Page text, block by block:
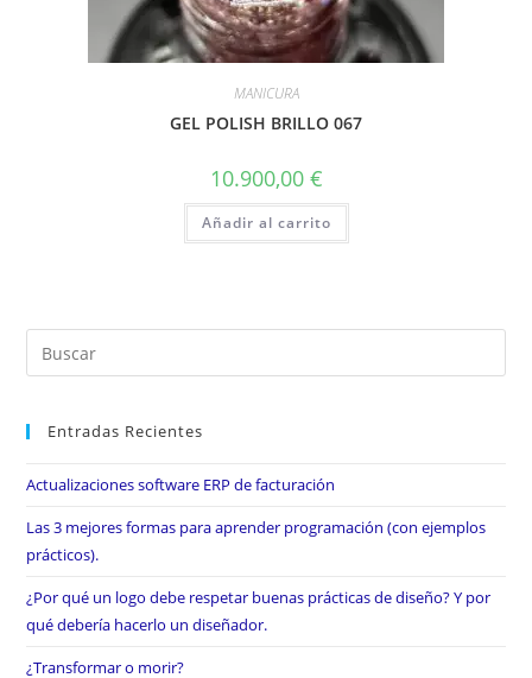
MANICURA
GEL POLISH BRILLO 067
10.900,00 €
Añadir al carrito
Entradas Recientes
Actualizaciones software ERP de facturación
Las 3 mejores formas para aprender programación (con ejemplos
prácticos).
¿Por qué un logo debe respetar buenas prácticas de diseño? Y por
qué debería hacerlo un diseñador.
¿Transformar o morir?